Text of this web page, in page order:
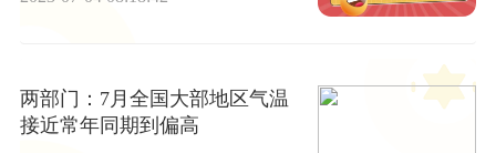
两部门：7月全国大部地区气温
接近常年同期到偏高